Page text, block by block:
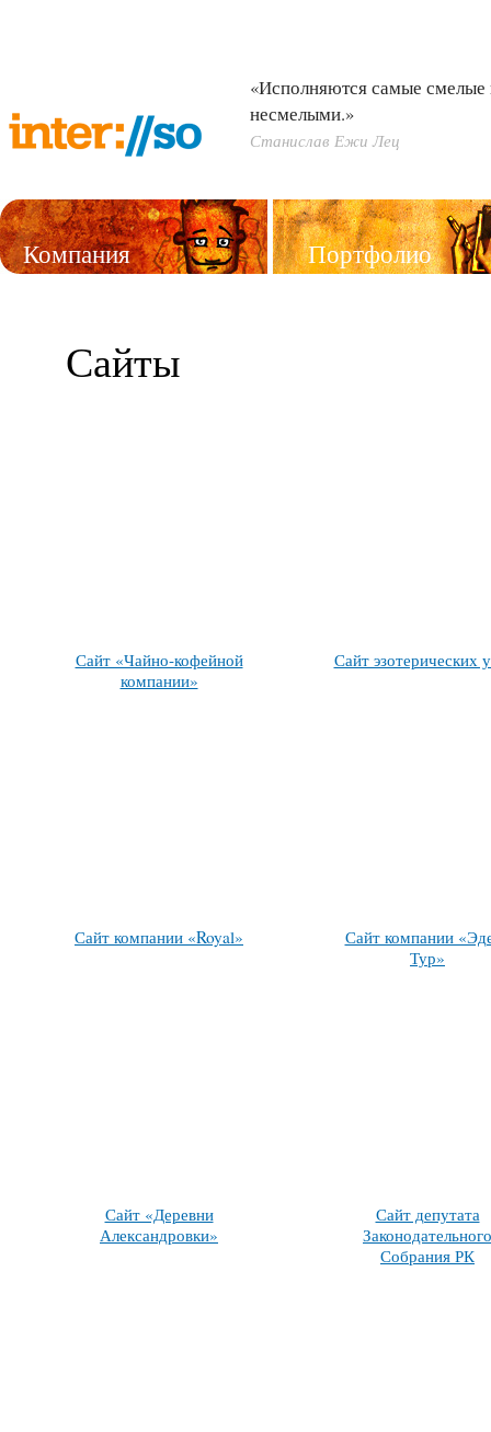
«Исполняются самые
несмелыми.»
Станислав Ежи Лец
Компания Портфолио
Сайты
Сайт «Чайно-кофейной
компании»
Сайт эзотерических
Сайт компании «Royal»
Сайт компании
Тур»
Сайт «Деревни
Александровки»
Сайт депутата
Законодательного
Собрания РК